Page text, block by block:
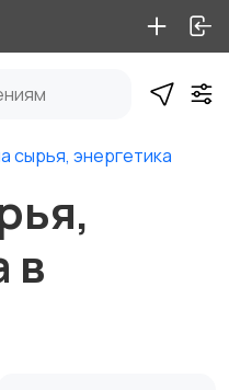
сырья, энергетика
в